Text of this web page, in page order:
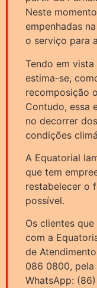
Neste
empenhadas
o serviço para
Tendo em
estima-se,
recomposição
Contudo, essa
no decorrer
condições
A Equatorial
que tem
restabelecer o
possível.
Os clientes
com a
de
086 0800, pela
WhatsApp: